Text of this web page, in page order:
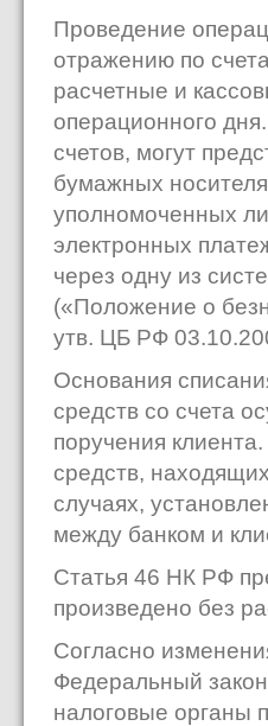
Проведение
отражению по
расчетные и
операционного
счетов, могут
бумажных
уполномоченных
электронных
через одну из
(«Положение о
утв. ЦБ РФ
Основания
средств со счета
поручения
средств,
случаях,
между банком и
Статья 46 НК РФ
произведено без
Согласно
Федеральный
налоговые органы